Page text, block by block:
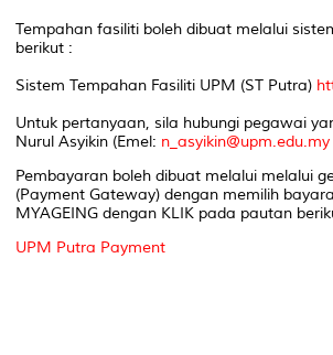
Tempahan fasiliti boleh dibuat melalui
berikut :
Sistem Tempahan Fasiliti UPM (ST Putra)
Untuk pertanyaan, sila hubungi pegawai
Nurul Asyikin (Emel: n_asyikin@upm.edu.my
Pembayaran boleh dibuat melalui melalui
(Payment Gateway) dengan memilih
MYAGEING dengan KLIK pada pautan
UPM Putra Payment